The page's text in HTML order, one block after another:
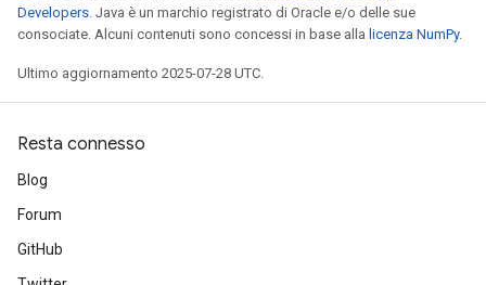
Developers. Java è un marchio registrato di Oracle e/o delle sue
consociate. Alcuni contenuti sono concessi in base alla licenza NumPy.
Ultimo aggiornamento 2025-07-28 UTC.
Resta connesso
Blog
Forum
GitHub